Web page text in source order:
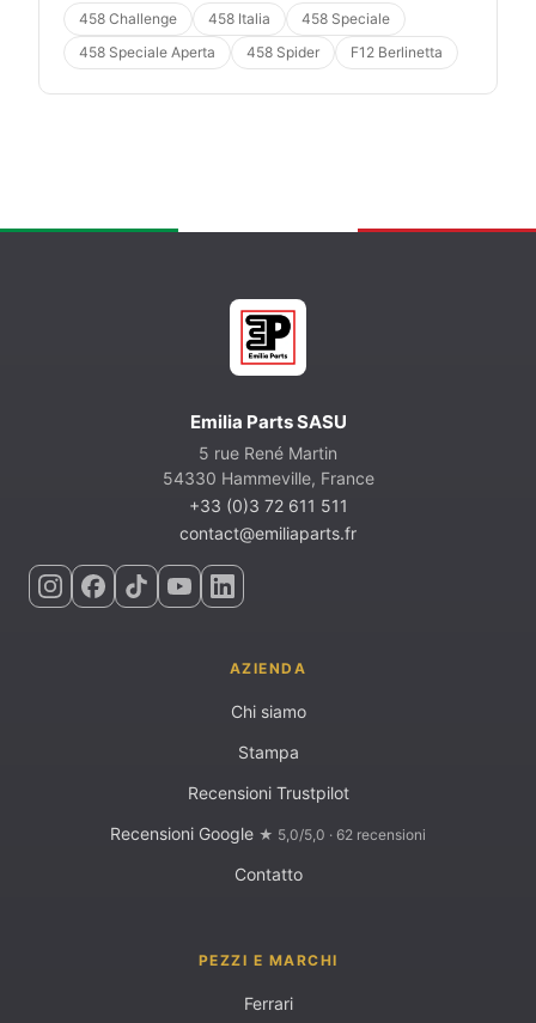
458 Challenge 458 Italia
458 Speciale
458 Speciale Aperta
458 Spider F12 Berlinetta
Emilia Parts SASU
5 rue René Martin
54330 Hammeville, France
+33 (0)3 72 611 511
contact@emiliaparts.fr
AZIENDA
Chi siamo
Stampa
Recensioni Trustpilot
Recensioni Google ★ 5,0/5,0 · 62 recensioni
Contatto
PEZZI E MARCHI
Ferrari